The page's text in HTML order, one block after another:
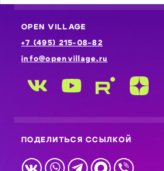
OPEN VILLAGE
+7 (495) 215-08-82
info@openvillage.ru
ПОДЕЛИТЬСЯ ССЫЛКОЙ